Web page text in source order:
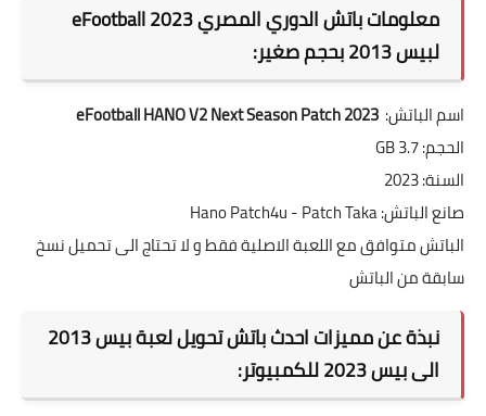
معلومات باتش الدوري المصري eFootball 2023
لبيس 2013 بحجم صغير:
اسم الباتش:eFootball HANO V2 Next Season Patch 2023
الحجم: 3.7 GB
السنة: 2023
صانع الباتش: Hano Patch4u - Patch Taka
الباتش متوافق مع اللعبة الاصلية فقط و لا تحتاج الى تحميل نسخ
سابقة من الباتش
نبذة عن مميزات احدث باتش تحويل لعبة بيس 2013
الى بيس 2023 للكمبيوتر: